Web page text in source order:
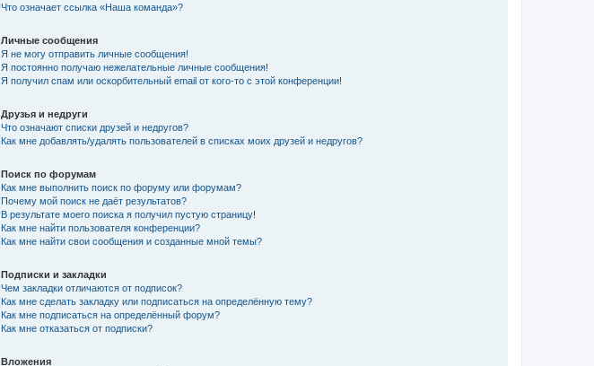
Что означает ссылка «Наша команда»?
Личные сообщения
Я не могу отправить личные сообщения!
Я постоянно получаю нежелательные личные сообщения!
Я получил спам или оскорбительный email от кого-то с этой конференции!
Друзья и недруги
Что означают списки друзей и недругов?
Как мне добавлять/удалять пользователей в списках моих друзей и недругов?
Поиск по форумам
Как мне выполнить поиск по форуму или форумам?
Почему мой поиск не даёт результатов?
В результате моего поиска я получил пустую страницу!
Как мне найти пользователя конференции?
Как мне найти свои сообщения и созданные мной темы?
Подписки и закладки
Чем закладки отличаются от подписок?
Как мне сделать закладку или подписаться на определённую тему?
Как мне подписаться на определённый форум?
Как мне отказаться от подписки?
Вложения